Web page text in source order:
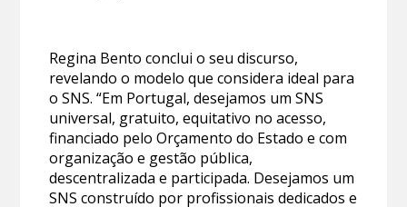
Regina Bento conclui o seu discurso,
revelando o modelo que considera ideal para
o SNS. “Em Portugal, desejamos um SNS
universal, gratuito, equitativo no acesso,
financiado pelo Orçamento do Estado e com
organização e gestão pública,
descentralizada e participada. Desejamos um
SNS construído por profissionais dedicados e